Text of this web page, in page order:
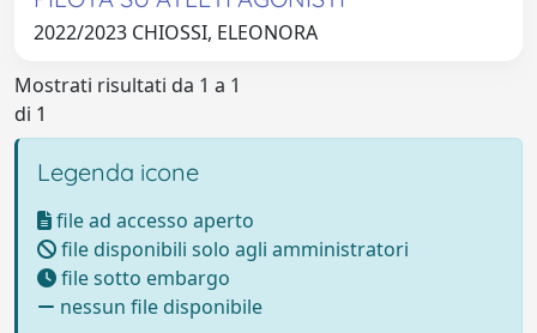
2022/2023 CHIOSSI, ELEONORA
Mostrati risultati da 1 a 1
di 1
Legenda icone
file ad accesso aperto
file disponibili solo agli amministratori
file sotto embargo
nessun file disponibile